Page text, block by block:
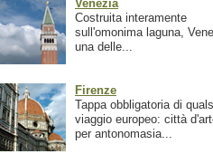
Venezia
Costruita interamente
sull'omonima laguna,
una delle...
Firenze
Tappa obbligatoria di
viaggio europeo: città
per antonomasia...